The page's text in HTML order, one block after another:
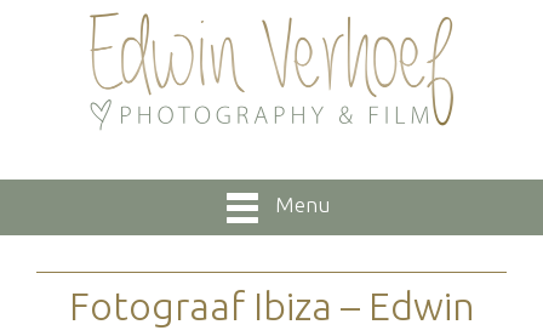
Menu
Fotograaf Ibiza – Edwin